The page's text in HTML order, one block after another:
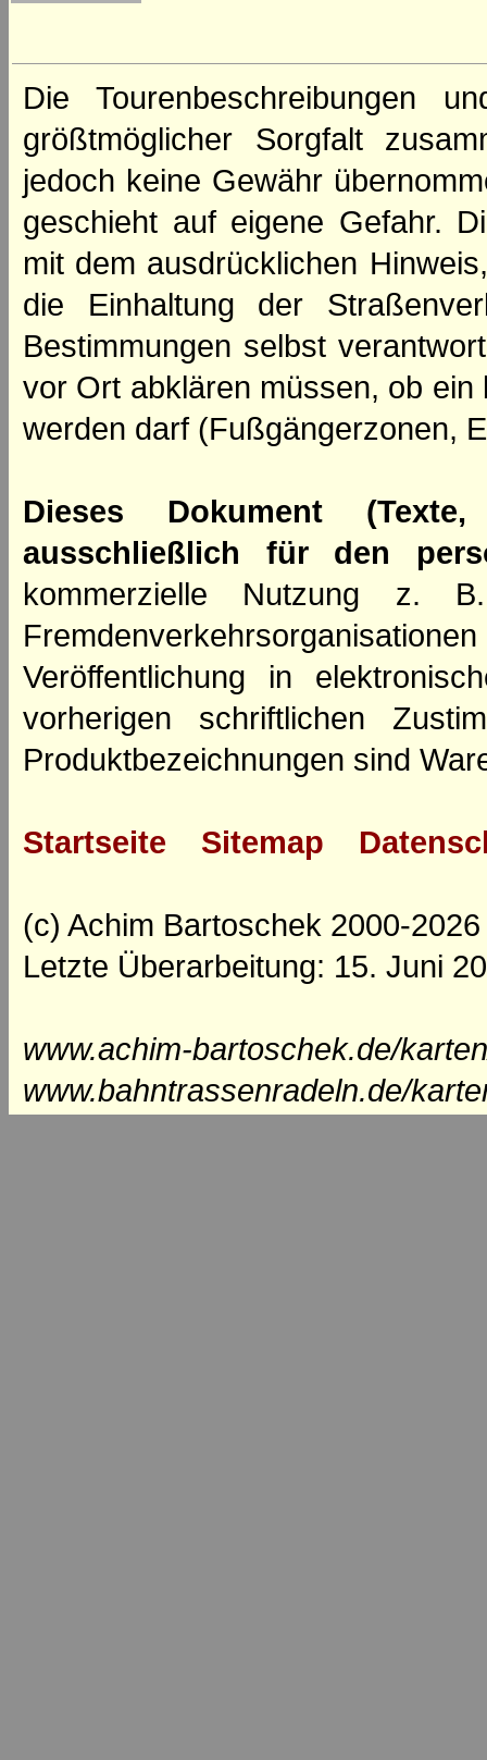
Die Tourenbeschreibungen
größtmöglicher Sorgfalt
jedoch keine Gewähr
geschieht auf eigene Gefahr.
mit dem ausdrücklichen
die Einhaltung der
Bestimmungen selbst
vor Ort abklären müssen, ob
werden darf (Fußgängerzonen,
Dieses Dokument
ausschließlich für den
kommerzielle Nutzung z.
Veröffentlichung in
vorherigen schriftlichen
Produktbezeichnungen sind
Startseite Sitemap
(c) Achim Bartoschek 2000-2026
Letzte Überarbeitung: 15. Juni
www.achim-bartoschek.de/
www.bahntrassenradeln.de/